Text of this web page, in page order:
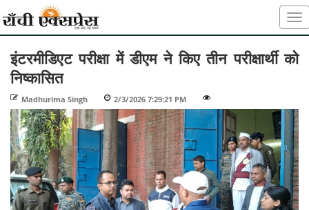
इंटरमीडिएट परीक्षा में डीएम ने किए तीन परीक्षार्थी को
निष्कासित
Madhurima Singh 2/3/2026 7:29:21 PM